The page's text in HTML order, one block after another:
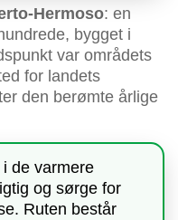
Hermoso: en
bygget i
var områdets
for landets
den berømte årlige
de varmere
og sørge for
Ruten består